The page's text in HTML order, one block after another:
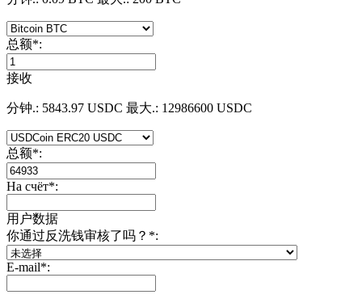
总额*:
接收
分钟.: 5843.97 USDC 最大.: 12986600 USDC
总额*:
На счёт*:
用户数据
你通过反洗钱审核了吗？ *:
E-mail*: